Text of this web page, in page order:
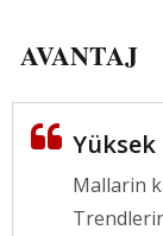
AVANTAJ
Mallarin